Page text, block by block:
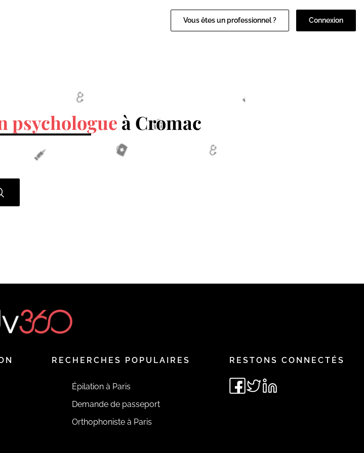
Vous êtes un professionnel ? Connexion
psychologue à Cromac
RECHERCHES POPULAIRES
Épilation à Paris
Demande de passeport
Orthophoniste à Paris
RESTONS CONNECTÉS